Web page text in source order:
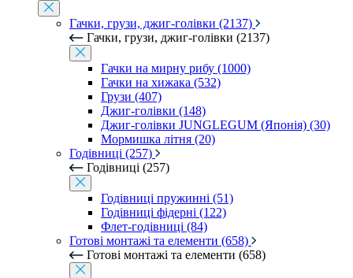
Гачки, грузи, джиг-голівки (2137)
Гачки, грузи, джиг-голівки (2137)
Гачки на мирну рибу (1000)
Гачки на хижака (532)
Грузи (407)
Джиг-голівки (148)
Джиг-голівки JUNGLEGUM (Японія) (30)
Мормишка літня (20)
Годівниці (257)
Годівниці (257)
Годівниці пружинні (51)
Годівниці фідерні (122)
Флет-годівниці (84)
Готові монтажі та елементи (658)
Готові монтажі та елементи (658)